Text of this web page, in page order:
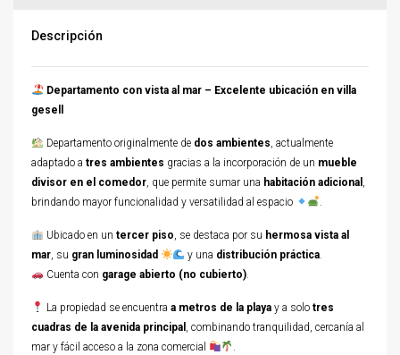
Descripción
Departamento con vista al mar – Excelente ubicación en villa
gesell
Departamento originalmente de dos ambientes, actualmente
adaptado a tres ambientes gracias a la incorporación de un mueble
divisor en el comedor, que permite sumar una habitación adicional ,
brindando mayor funcionalidad y versatilidad al espacio
.
Ubicado en un tercer piso, se destaca por su hermosa vista al
mar, su gran luminosidad y una distribución práctica.
Cuenta con garage abierto (no cubierto).
La propiedad se encuentra a metros de la playay a solo tres
cuadras de la avenida principal , combinando tranquilidad, cercanía al
mar y fácil acceso a la zona comercial
.